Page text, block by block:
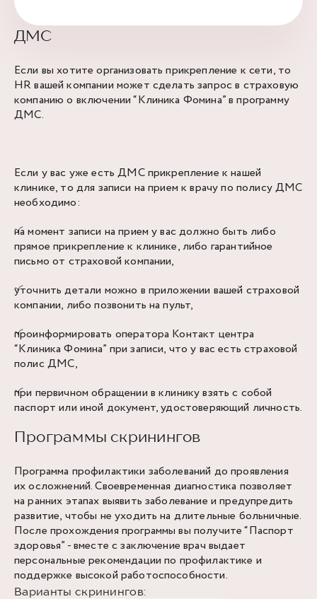
ДМС
Если вы хотите организовать прикрепление к сети, то
HR вашей компании может сделать запрос в страховую
компанию о включении “Клиника Фомина” в программу
ДМС.
Если у вас уже есть ДМС прикрепление к нашей
клинике, то для записи на прием к врачу по полису ДМС
необходимо:
на момент записи на прием у вас должно быть либо
прямое прикрепление к клинике, либо гарантийное
письмо от страховой компании,
уточнить детали можно в приложении вашей страховой
компании, либо позвонить на пульт,
проинформировать оператора Контакт центра
“Клиника Фомина” при записи, что у вас есть страховой
полис ДМС,
при первичном обращении в клинику взять с собой
паспорт или иной документ, удостоверяющий личность.
Программы скринингов
Программа профилактики заболеваний до проявления
их осложнений. Своевременная диагностика позволяет
на ранних этапах выявить заболевание и предупредить
развитие, чтобы не уходить на длительные больничные.
После прохождения программы вы получите “Паспорт
здоровья” - вместе с заключение врач выдает
персональные рекомендации по профилактике и
поддержке высокой работоспособности.
Варианты скринингов: